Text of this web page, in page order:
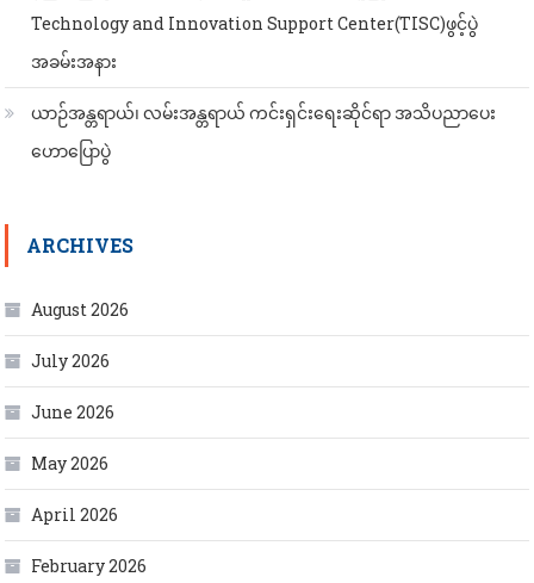
Technology and Innovation Support Center(TISC)ဖွင့်ပွဲ
အခမ်းအနား
ယာဉ်အန္တရာယ်၊ လမ်းအန္တရာယ် ကင်းရှင်းရေးဆိုင်ရာ အသိပညာပေး
ဟောပြောပွဲ
ARCHIVES
August 2026
July 2026
June 2026
May 2026
April 2026
February 2026